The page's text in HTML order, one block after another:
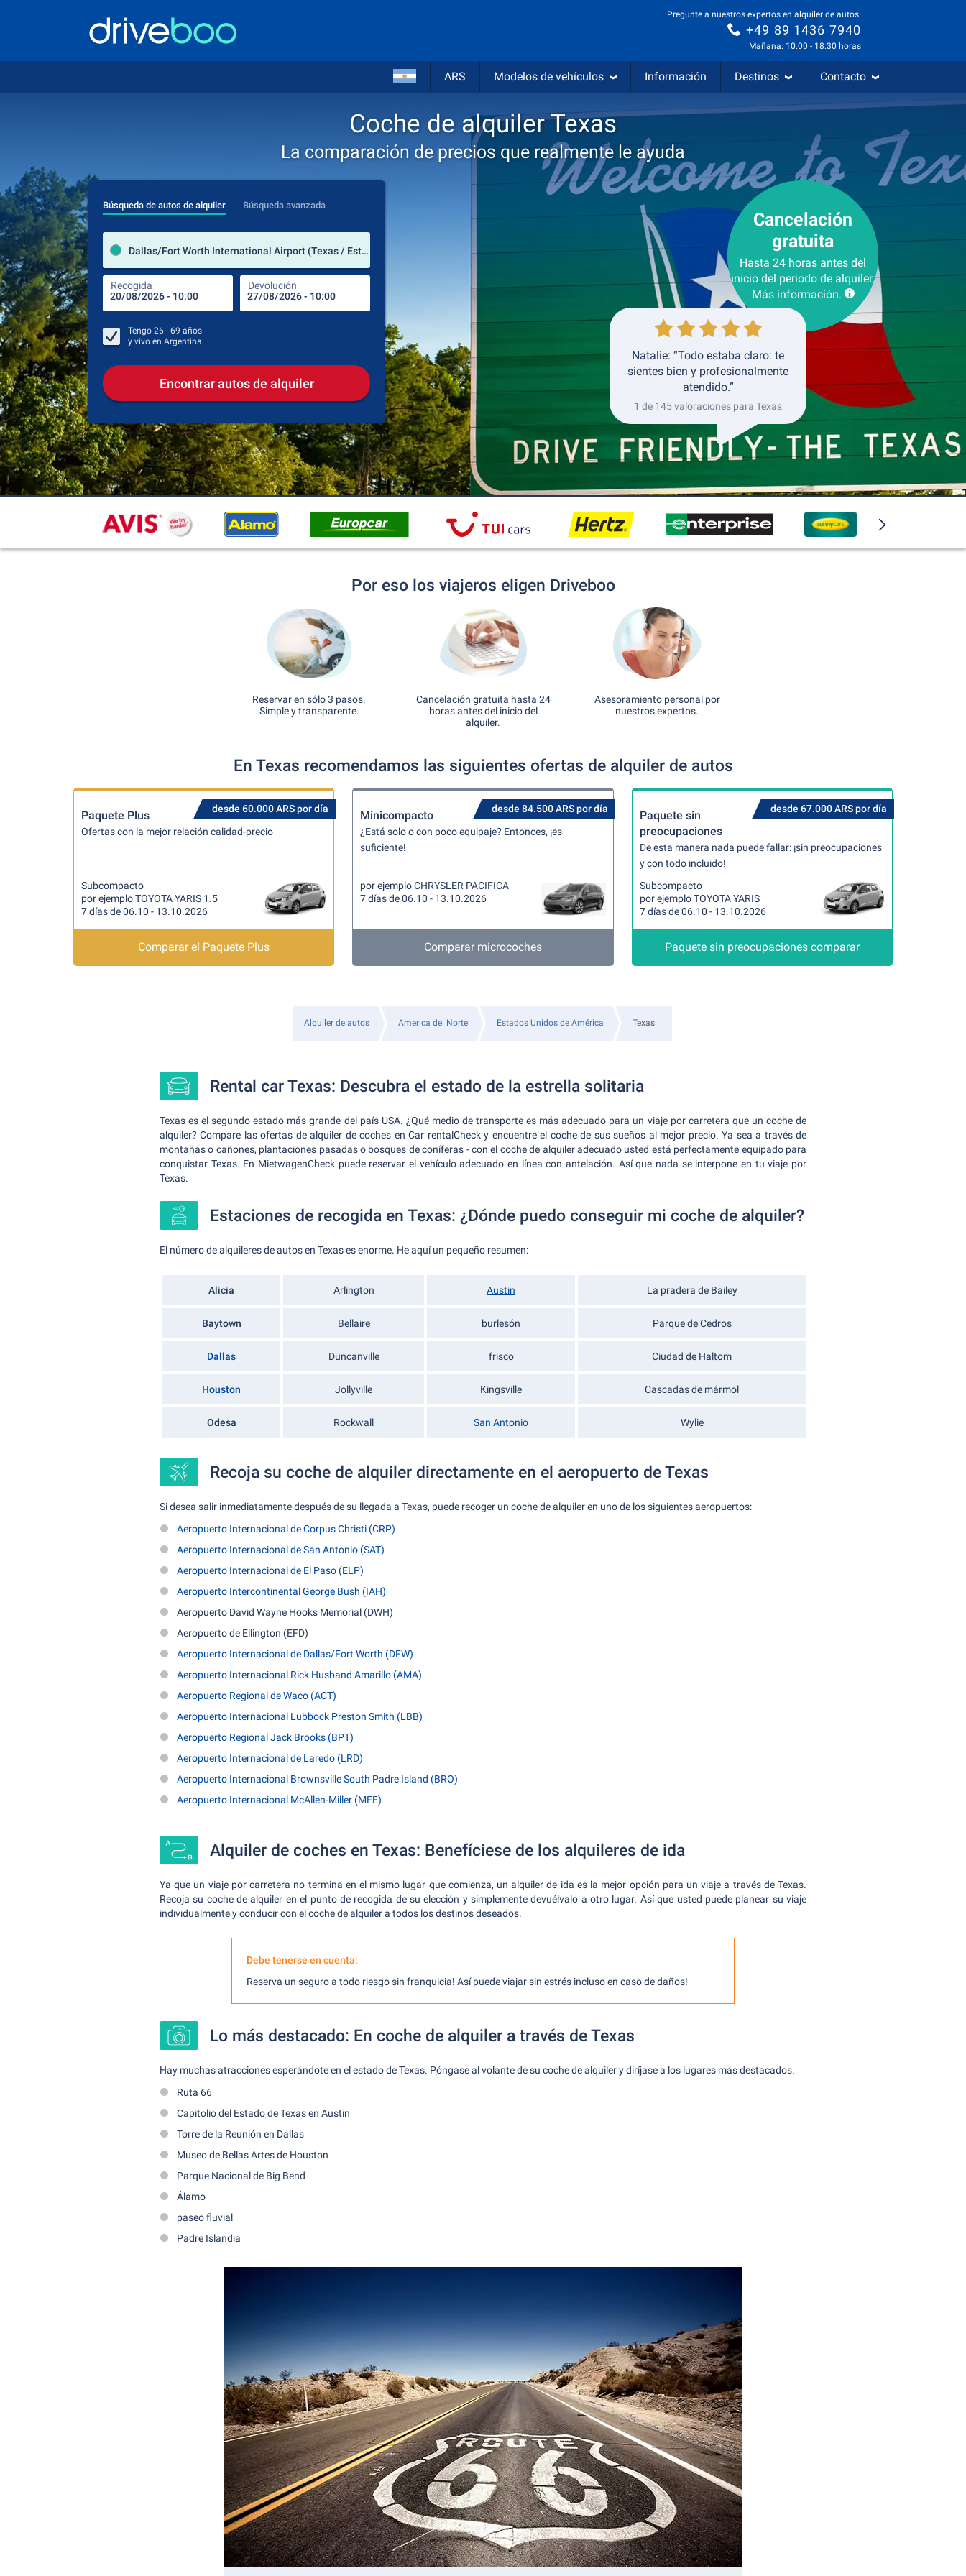
Pregunte a nuestros expertos en alquiler de autos:
+49 89 1436 7940
Mañana: 10:00 - 18:30 horas
ARS Modelos de vehículos Información Destinos Contacto
Coche de alquiler Texas
La comparación de precios que realmente le ayuda
Búsqueda de autos de alquiler Búsqueda avanzada
Dallas/Fort Worth International Airport (Texas / Estados Unidos de América)
Recogida Devolución
Recogida
Tengo 26 - 69 años
y vivo en Argentina
Encontrar autos de alquiler
Cancelación
gratuita
Hasta 24 horas antes del
inicio del periodo de alquiler.
Más información.
Natalie: “Todo estaba claro: te
sientes bien y profesionalmente
atendido.”
1 de 145 valoraciones para Texas
Por eso los viajeros eligen Driveboo
Reservar en sólo 3 pasos.
Simple y transparente.
Cancelación gratuita hasta 24
horas antes del inicio del
alquiler.
Asesoramiento personal por
nuestros expertos.
En Texas recomendamos las siguientes ofertas de alquiler de autos
desde 60.000 ARS por día
Paquete Plus
Ofertas con la mejor relación calidad-precio
Subcompacto
por ejemplo TOYOTA YARIS 1.5
7 días de 06.10 - 13.10.2026
Comparar el Paquete Plus
desde 84.500 ARS por día
Minicompacto
¿Está solo o con poco equipaje? Entonces, ¡es
suficiente!
por ejemplo CHRYSLER PACIFICA
7 días de 06.10 - 13.10.2026
Comparar microcoches
desde 67.000 ARS por día
Paquete sin
preocupaciones
De esta manera nada puede fallar: ¡sin preocupaciones
y con todo incluido!
Subcompacto
por ejemplo TOYOTA YARIS
7 días de 06.10 - 13.10.2026
Paquete sin preocupaciones comparar
Alquiler de autos America del Norte Estados Unidos de América Texas
Rental car Texas: Descubra el estado de la estrella solitaria
Texas es el segundo estado más grande del país USA. ¿Qué medio de transporte es más adecuado para un viaje por carretera que un coche de
alquiler? Compare las ofertas de alquiler de coches en Car rentalCheck y encuentre el coche de sus sueños al mejor precio. Ya sea a través de
montañas o cañones, plantaciones pasadas o bosques de coníferas - con el coche de alquiler adecuado usted está perfectamente equipado para
conquistar Texas. En MietwagenCheck puede reservar el vehículo adecuado en línea con antelación. Así que nada se interpone en tu viaje por
Texas.
Estaciones de recogida en Texas: ¿Dónde puedo conseguir mi coche de alquiler?
El número de alquileres de autos en Texas es enorme. He aquí un pequeño resumen:
Alicia Arlington Austin La pradera de Bailey
Baytown Bellaire burlesón Parque de Cedros
Dallas Duncanville frisco Ciudad de Haltom
Houston Jollyville Kingsville Cascadas de mármol
Odesa Rockwall San Antonio Wylie
Recoja su coche de alquiler directamente en el aeropuerto de Texas
Si desea salir inmediatamente después de su llegada a Texas, puede recoger un coche de alquiler en uno de los siguientes aeropuertos:
Aeropuerto Internacional de Corpus Christi (CRP)
Aeropuerto Internacional de San Antonio (SAT)
Aeropuerto Internacional de El Paso (ELP)
Aeropuerto Intercontinental George Bush (IAH)
Aeropuerto David Wayne Hooks Memorial (DWH)
Aeropuerto de Ellington (EFD)
Aeropuerto Internacional de Dallas/Fort Worth (DFW)
Aeropuerto Internacional Rick Husband Amarillo (AMA)
Aeropuerto Regional de Waco (ACT)
Aeropuerto Internacional Lubbock Preston Smith (LBB)
Aeropuerto Regional Jack Brooks (BPT)
Aeropuerto Internacional de Laredo (LRD)
Aeropuerto Internacional Brownsville South Padre Island (BRO)
Aeropuerto Internacional McAllen-Miller (MFE)
Alquiler de coches en Texas: Benefíciese de los alquileres de ida
Ya que un viaje por carretera no termina en el mismo lugar que comienza, un alquiler de ida es la mejor opción para un viaje a través de Texas.
Recoja su coche de alquiler en el punto de recogida de su elección y simplemente devuélvalo a otro lugar. Así que usted puede planear su viaje
individualmente y conducir con el coche de alquiler a todos los destinos deseados.
Debe tenerse en cuenta:
Reserva un seguro a todo riesgo sin franquicia! Así puede viajar sin estrés incluso en caso de daños!
Lo más destacado: En coche de alquiler a través de Texas
Hay muchas atracciones esperándote en el estado de Texas. Póngase al volante de su coche de alquiler y diríjase a los lugares más destacados.
Ruta 66
Capitolio del Estado de Texas en Austin
Torre de la Reunión en Dallas
Museo de Bellas Artes de Houston
Parque Nacional de Big Bend
Álamo
paseo fluvial
Padre Islandia